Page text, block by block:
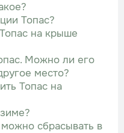
Топас?
на крыше
Можно ли его
место?
Топас на
сбрасывать в